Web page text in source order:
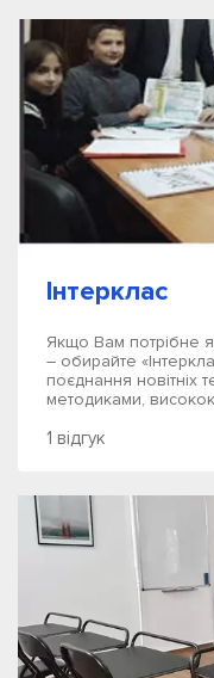
Інтерклас
Якщо Вам потрібне
– обирайте
поєднання новітніх
методиками,
1 відгук